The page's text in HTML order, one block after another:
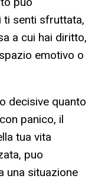
ti senti sfruttata,
a cui hai diritto,
emotivo o
decisive quanto
panico, il
tua vita
puo
una situazione